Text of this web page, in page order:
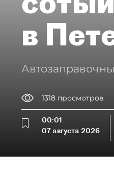
в
1318 просмотров
00:01
07 августа 2026